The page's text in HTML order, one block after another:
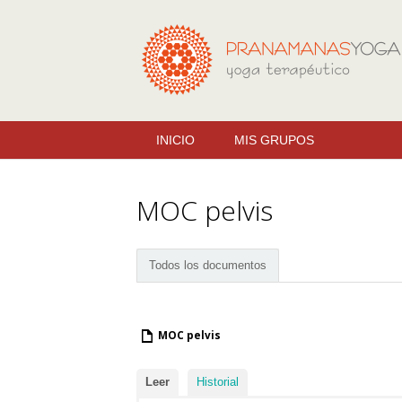
INICIO MIS GRUPOS
MOC pelvis
Todos los documentos
MOC pelvis
Leer Historial